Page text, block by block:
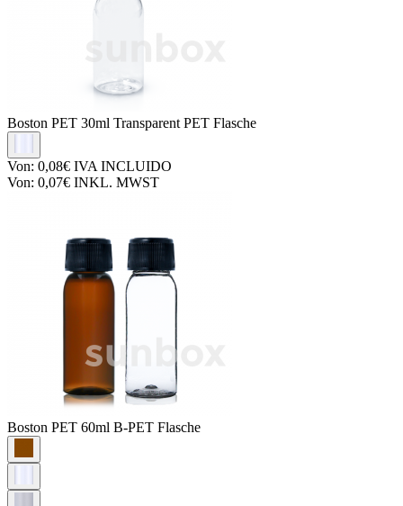
Boston PET 30ml Transparent PET Flasche
Von: 0,08€ IVA INCLUIDO
Von: 0,07€ INKL. MWST
Boston PET 60ml B-PET Flasche